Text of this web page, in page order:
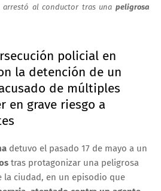
arrestó al conductor tras una peligrosa
policial en
la detención de un
de múltiples
en grave riesgo a
detuvo el pasado 17 de mayo a un
tras protagonizar una peligrosa
la ciudad, en un episodio que